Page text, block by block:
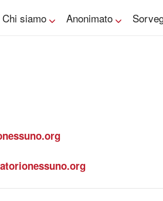
Chi siamo Anonimato